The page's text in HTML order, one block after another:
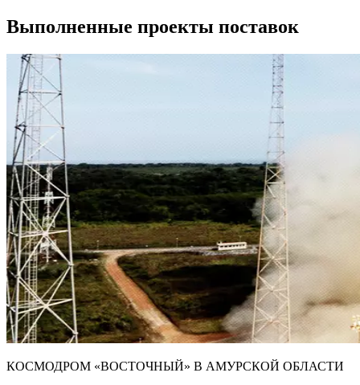
Выполненные проекты поставок
КОСМОДРОМ «ВОСТОЧНЫЙ» В АМУРСКОЙ ОБЛАСТИ